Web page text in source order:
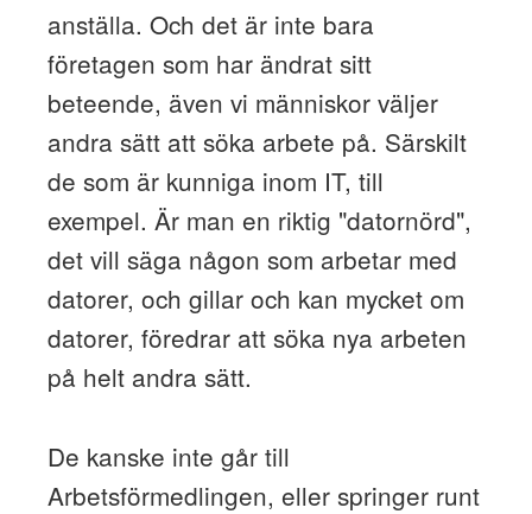
anställa. Och det är inte bara
företagen som har ändrat sitt
beteende, även vi människor väljer
andra sätt att söka arbete på. Särskilt
de som är kunniga inom IT, till
exempel. Är man en riktig "datornörd",
det vill säga någon som arbetar med
datorer, och gillar och kan mycket om
datorer, föredrar att söka nya arbeten
på helt andra sätt.
De kanske inte går till
Arbetsförmedlingen, eller springer runt